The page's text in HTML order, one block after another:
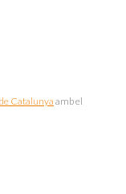
Catalunya amb el